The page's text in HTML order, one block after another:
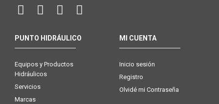
PUNTO HIDRÁULICO
Equipos y Productos
Hidráulicos
Servicios
Marcas
MI CUENTA
Inicio sesión
Registro
Olvidé mi Contraseña